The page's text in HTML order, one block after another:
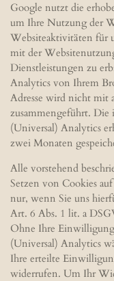
Google nutzt die
um Ihre Nutzung der
Websiteaktivitäten für
mit der
Dienstleistungen zu
Analytics von Ihrem
Adresse wird nicht mit
zusammengeführt.
(Universal) Analytics
zwei Monaten
Alle vorstehend
Setzen von Cookies
nur, wenn Sie uns
Art. 6 Abs. 1 lit. a
Ohne Ihre
(Universal) Analytics
Ihre erteilte
widerrufen. Um Ihr